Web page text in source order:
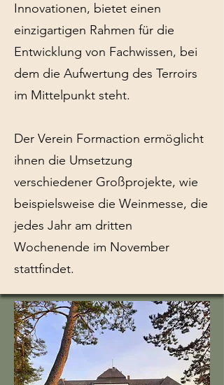
Innovationen, bietet einen
einzigartigen Rahmen für die
Entwicklung von Fachwissen, bei
dem die Aufwertung des Terroirs
im Mittelpunkt steht.
Der Verein Formaction ermöglicht
ihnen die Umsetzung
verschiedener Großprojekte, wie
beispielsweise die Weinmesse, die
jedes Jahr am dritten
Wochenende im November
stattfindet.